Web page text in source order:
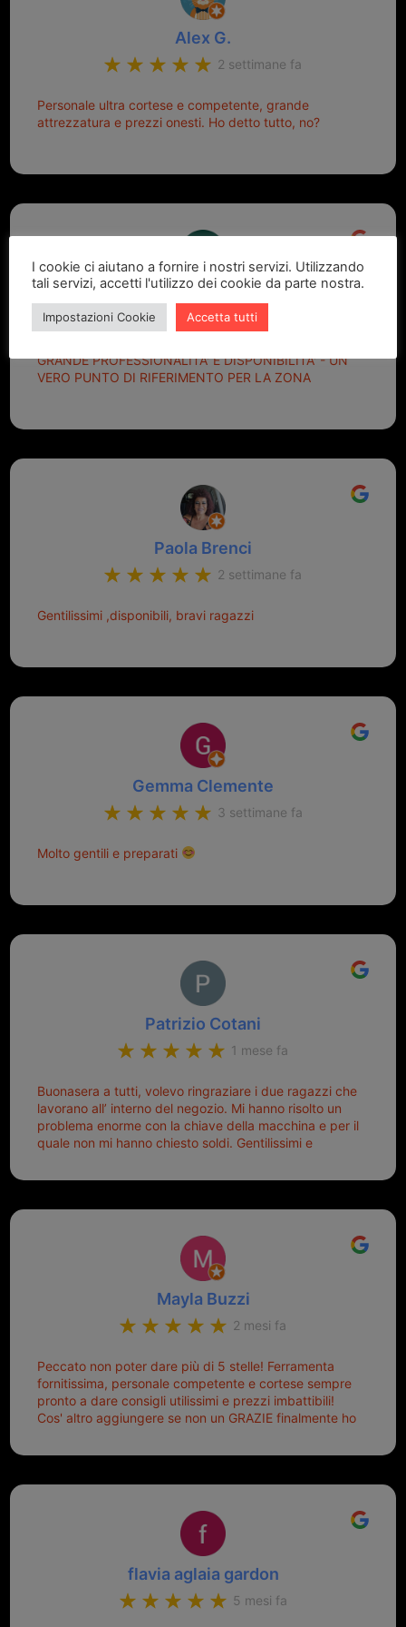
Alex G.
2 settimane fa
Personale ultra cortese e competente, grande
attrezzatura e prezzi onesti. Ho detto tutto, no?
Marcello Dastoli
2 settimane fa
GRANDE PROFESSIONALITA' E DISPONIBILITA' - UN
VERO PUNTO DI RIFERIMENTO PER LA ZONA
Paola Brenci
2 settimane fa
Gentilissimi ,disponibili, bravi ragazzi
Gemma Clemente
3 settimane fa
Molto gentili e preparati
Patrizio Cotani
1 mese fa
Buonasera a tutti, volevo ringraziare i due ragazzi che
lavorano all’ interno del negozio. Mi hanno risolto un
problema enorme con la chiave della macchina e per il
quale non mi hanno chiesto soldi. Gentilissimi e
Sicuramente tornerò qui per qualsiasi altro problema.
Mayla Buzzi
2 mesi fa
Peccato non poter dare più di 5 stelle! Ferramenta
fornitissima, personale competente e cortese sempre
pronto a dare consigli utilissimi e prezzi imbattibili!
Cos' altro aggiungere se non un GRAZIE finalmente ho
mio riferimento. Ah dimenticavo...da loro sono riuscita
Top top top!!!
flavia aglaia gardon
5 mesi fa
I cookie ci aiutano a fornire i nostri servizi. Utilizzando
tali servizi, accetti l'utilizzo dei cookie da parte nostra.
Impostazioni Cookie Accetta tutti